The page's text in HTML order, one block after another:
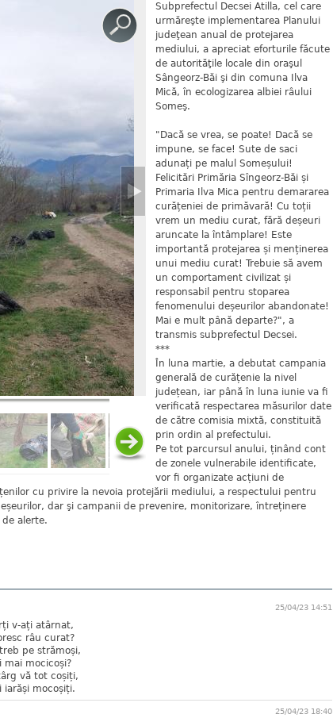
Subprefectul Decsei Atilla, cel care
urmăreşte implementarea Planului
judeţean anual de protejarea
mediului, a apreciat eforturile făcute
de autorităţile locale din oraşul
Sângeorz-Băi şi din comuna Ilva
Mică, în ecologizarea albiei râului
Someş.
"Dacă se vrea, se poate! Dacă se
impune, se face! Sute de saci
adunați pe malul Someșului!
Felicitări Primăria Sîngeorz-Băi și
Primaria Ilva Mica pentru demararea
curățeniei de primăvară! Cu toții
vrem un mediu curat, fără deșeuri
aruncate la întâmplare! Este
importantă protejarea și menținerea
unui mediu curat! Trebuie să avem
un comportament civilizat și
responsabil pentru stoparea
fenomenului deșeurilor abandonate!
Mai e mult până departe?", a
transmis subprefectul Decsei.
***
În luna martie, a debutat campania
generală de curățenie la nivel
județean, iar până în luna iunie va fi
verificată respectarea măsurilor date
de către comisia mixtă, constituită
prin ordin al prefectului.
Pe tot parcursul anului, ținând cont
de zonele vulnerabile identificate,
vor fi organizate acțiuni de
cu privire la nevoia protejării mediului, a respectului pentru
dar şi campanii de prevenire, monitorizare, întreținere
alerte.
25/04/23 14:51
v-ați atârnat,
râu curat?
pe strămoși,
mai mocicoși?
vă tot coșiți,
iarăși mocoșiți.
25/04/23 18:40